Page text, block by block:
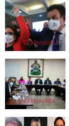
2
minutes,
18
seconds